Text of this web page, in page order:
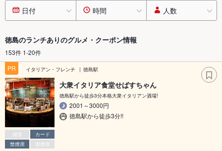
日付 時間 人数
徳島のランチありのグルメ・クーポン情報
153件 1-20件
PR
イタリアン・フレンチ 徳島駅
個室
カード
禁煙席
喫煙席
大衆イタリア食堂せばすちゃん
徳島駅から徒歩3分本格大衆イタリアン酒場!
2001～3000円
徳島駅から徒歩3分!!